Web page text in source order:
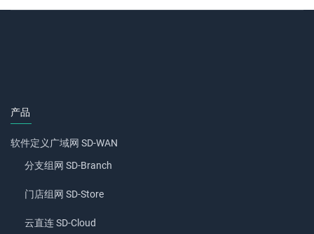
产品
软件定义广域网 SD-WAN
分支组网 SD-Branch
门店组网 SD-Store
云直连 SD-Cloud